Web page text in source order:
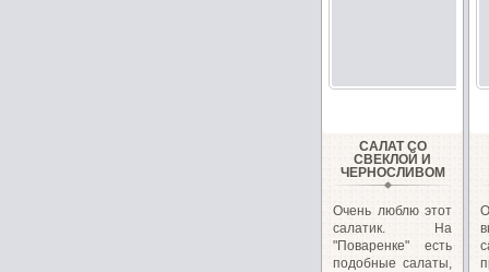
САЛАТ СО
СВЕКЛОЙ И
ЧЕРНОСЛИВОМ
Очень люблю этот
салатик. На
"Поваренке" есть
подобные салаты,